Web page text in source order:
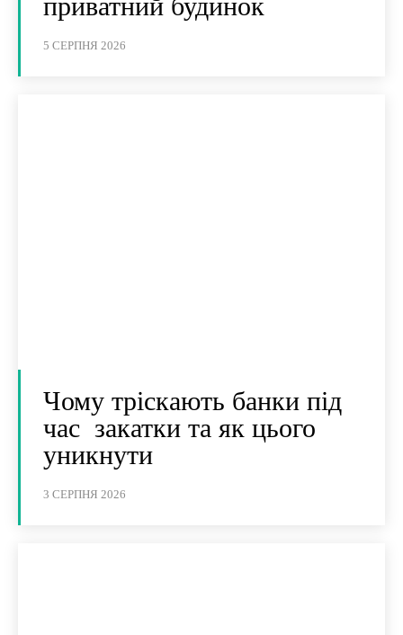
приватний будинок
5 СЕРПНЯ 2026
Чому тріскають банки під
час закатки та як цього
уникнути
3 СЕРПНЯ 2026